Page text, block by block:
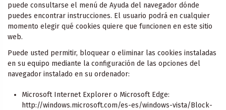
puede consultarse el menú de Ayuda del navegador dónde
puedes encontrar instrucciones. El usuario podrá en cualquier
momento elegir qué cookies quiere que funcionen en este sitio
web.
Puede usted permitir, bloquear o eliminar las cookies instaladas
en su equipo mediante la configuración de las opciones del
navegador instalado en su ordenador:
Microsoft Internet Explorer o Microsoft Edge:
http://windows.microsoft.com/es-es/windows-vista/Block-